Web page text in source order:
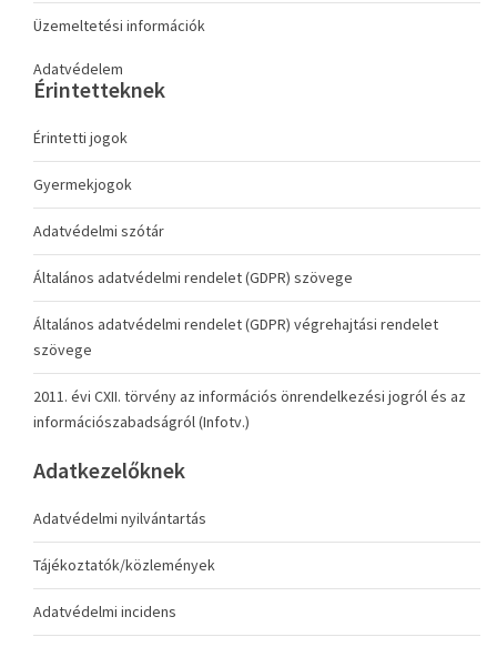
Üzemeltetési információk
Adatvédelem
Érintetteknek
Érintetti jogok
Gyermekjogok
Adatvédelmi szótár
Általános adatvédelmi rendelet (GDPR) szövege
Általános adatvédelmi rendelet (GDPR) végrehajtási rendelet
szövege
2011. évi CXII. törvény az információs önrendelkezési jogról és az
információszabadságról (Infotv.)
Adatkezelőknek
Adatvédelmi nyilvántartás
Tájékoztatók/közlemények
Adatvédelmi incidens